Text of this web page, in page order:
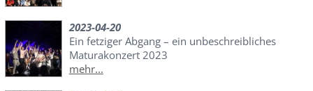
2023-04-20
Ein fetziger Abgang – ein unbeschreibliches
Maturakonzert 2023
mehr...